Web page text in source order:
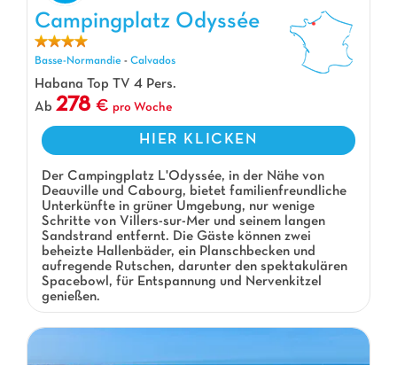
Campingplatz Odyssée, Campingplatz Basse-Normandie
Campingplatz Odyssée
Basse-Normandie - Calvados
Habana Top TV 4 Pers.
Ab 278 pro Woche
HIER KLICKEN
Der Campingplatz L'Odyssée, in der Nähe von
Deauville und Cabourg, bietet familienfreundliche
Unterkünfte in grüner Umgebung, nur wenige
Schritte von Villers-sur-Mer und seinem langen
Sandstrand entfernt. Die Gäste können zwei
beheizte Hallenbäder, ein Planschbecken und
aufregende Rutschen, darunter den spektakulären
Spacebowl, für Entspannung und Nervenkitzel
genießen.